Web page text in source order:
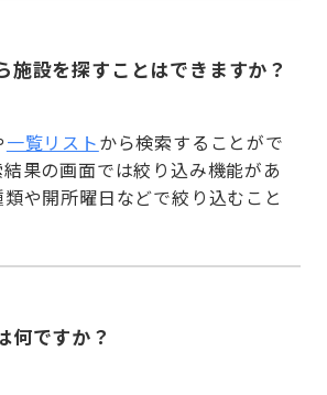
施設を探すことはできますか？
一覧リストから検索することがで
果の画面では絞り込み機能があ
類や開所曜日などで絞り込むこと
何ですか？